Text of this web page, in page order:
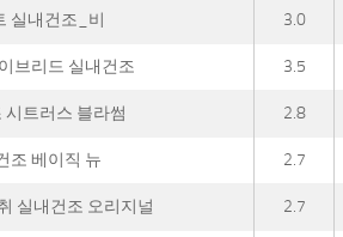
실내건조_비 3.0
브리드 실내건조 3.5
시트러스 블라썸 2.8
조 베이직 뉴 2.7
실내건조 오리지널 2.7